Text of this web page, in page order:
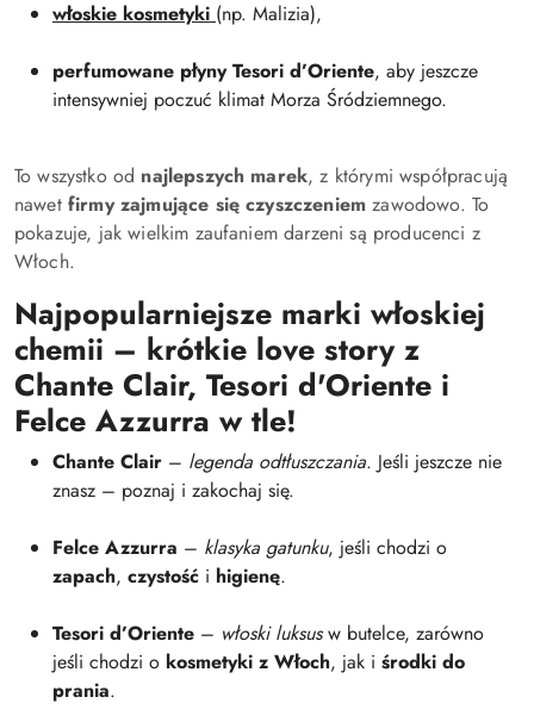
włoskie kosmetyki (np. Malizia),
perfumowane płyny Tesori d’Oriente, aby jeszcze
intensywniej poczuć klimat Morza Śródziemnego.
To wszystko od najlepszych marek, z którymi współpracują
nawet firmy zajmujące się czyszczeniem zawodowo. To
pokazuje, jak wielkim zaufaniem darzeni są producenci z
Włoch.
Najpopularniejsze marki włoskiej
chemii – krótkie love story z
Chante Clair, Tesori d'Oriente i
Felce Azzurra w tle!
Chante Clair – legenda odtłuszczania. Jeśli jeszcze nie
znasz – poznaj i zakochaj się.
Felce Azzurra – klasyka gatunku, jeśli chodzi o
zapach, czystość i higienę.
Tesori d’Oriente – włoski luksusw butelce, zarówno
jeśli chodzi o kosmetyki z Włoch, jak i środki do
prania.